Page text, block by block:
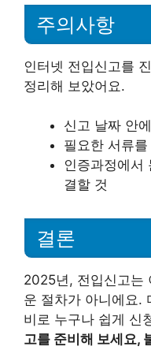
주의사항
인터넷 전입신고를
정리해 보았어요.
신고 날짜 안
필요한 서류
인증과정에서
결할 것
결론
2025년, 전입신고는
운 절차가 아니에요.
비로 누구나 쉽게 신
고를 준비해 보세요,